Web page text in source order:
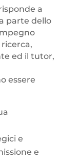
a
parte dello
ed il tutor,
essere
e
e